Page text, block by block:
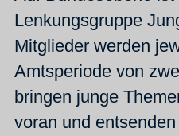
Lenkungsgruppe
Mitglieder werden
Amtsperiode von
bringen junge
voran und